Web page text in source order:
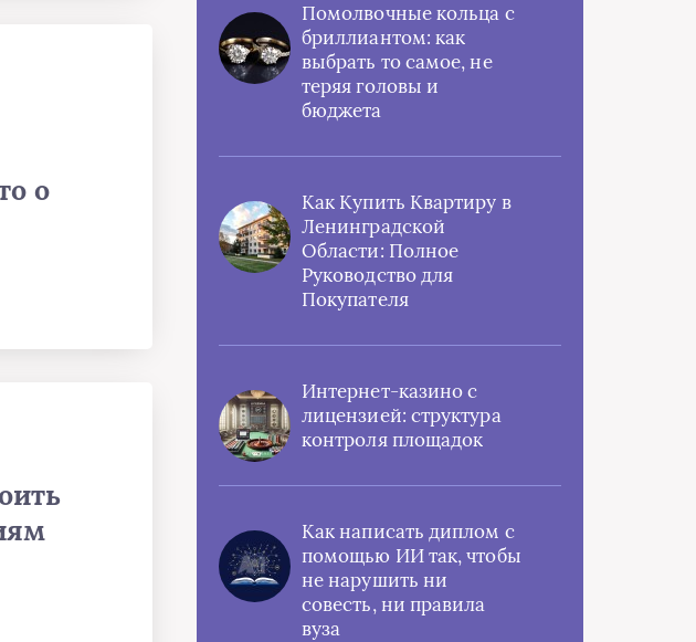
о
Помолвочные кольца с
бриллиантом: как
выбрать то самое, не
теряя головы и
бюджета
Как Купить Квартиру в
Ленинградской
Области: Полное
Руководство для
Покупателя
Интернет-казино с
лицензией: структура
контроля площадок
Как написать диплом с
помощью ИИ так, чтобы
не нарушить ни
совесть, ни правила
вуза